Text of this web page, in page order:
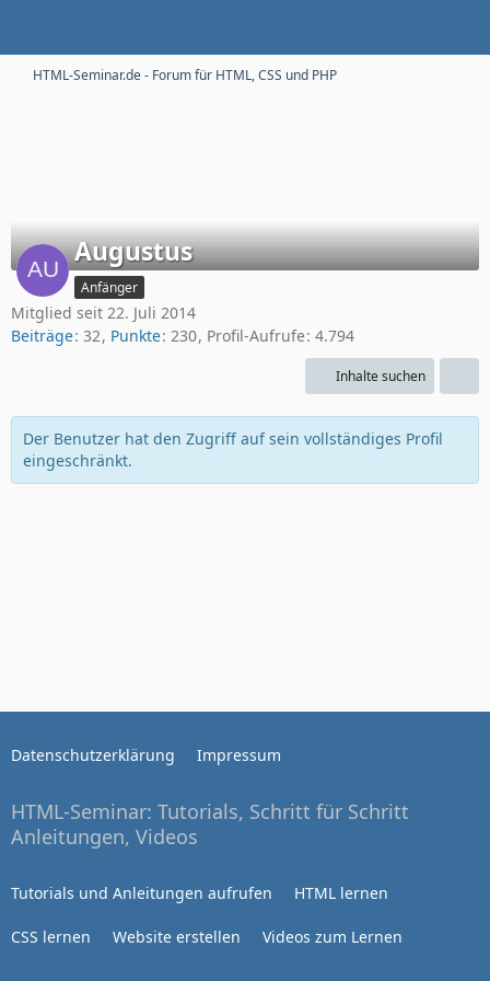
HTML-Seminar.de - Forum für HTML, CSS und PHP
Augustus
Anfänger
Mitglied seit 22. Juli 2014
Beiträge 32 Punkte 230 Profil-Aufrufe 4.794
Inhalte suchen
Der Benutzer hat den Zugriff auf sein vollständiges Profil
eingeschränkt.
Datenschutzerklärung Impressum
HTML-Seminar: Tutorials, Schritt für Schritt
Anleitungen, Videos
Tutorials und Anleitungen aufrufen HTML lernen
CSS lernen Website erstellen Videos zum Lernen